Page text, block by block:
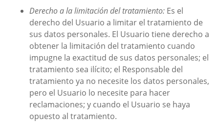
Derecho a la limitación del tratamiento: Es el
derecho del Usuario a limitar el tratamiento de
sus datos personales. El Usuario tiene derecho a
obtener la limitación del tratamiento cuando
impugne la exactitud de sus datos personales; el
tratamiento sea ilícito; el Responsable del
tratamiento ya no necesite los datos personales,
pero el Usuario lo necesite para hacer
reclamaciones; y cuando el Usuario se haya
opuesto al tratamiento.